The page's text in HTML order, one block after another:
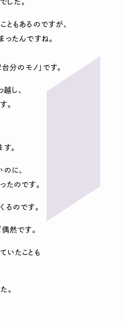
した。
もあるのですが、
たんですね。
分のモノ」です。
し、
。
。
に、
たのです。
るのです。
然です。
いたことも
。